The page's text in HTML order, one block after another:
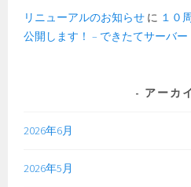
リニューアルのお知らせ に １０
公開します！ – できたてサーバー
アーカ
2026年6月
2026年5月